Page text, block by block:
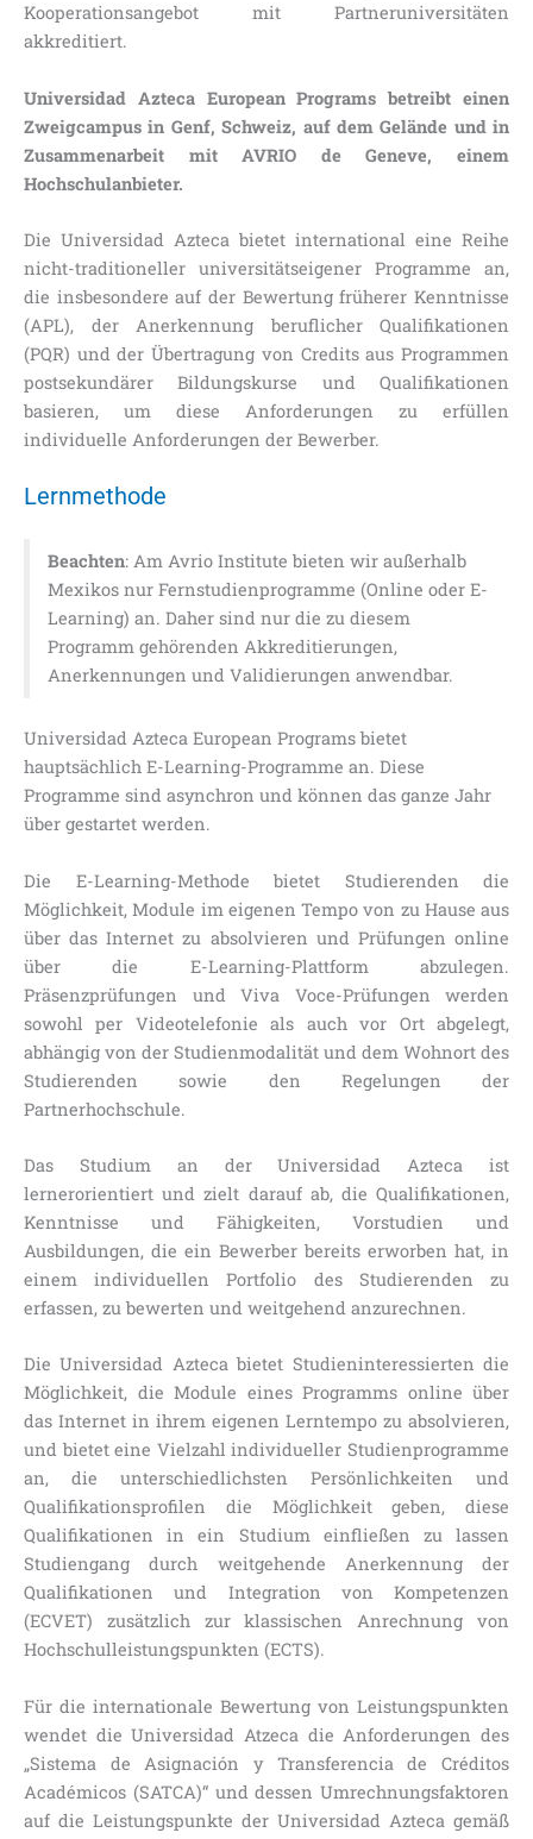
Kooperationsangebot mit Partneruniversitäten
akkreditiert.
Universidad Azteca European Programs betreibt einen
Zweigcampus in Genf, Schweiz, auf dem Gelände und in
Zusammenarbeit mit AVRIO de Geneve, einem
Hochschulanbieter.
Die Universidad Azteca bietet international eine Reihe
nicht-traditioneller universitätseigener Programme an,
die insbesondere auf der Bewertung früherer Kenntnisse
(APL), der Anerkennung beruflicher Qualifikationen
(PQR) und der Übertragung von Credits aus Programmen
postsekundärer Bildungskurse und Qualifikationen
basieren, um diese Anforderungen zu erfüllen
individuelle Anforderungen der Bewerber.
Lernmethode
Beachten: Am Avrio Institute bieten wir außerhalb
Mexikos nur Fernstudienprogramme (Online oder E-
Learning) an. Daher sind nur die zu diesem
Programm gehörenden Akkreditierungen,
Anerkennungen und Validierungen anwendbar.
Universidad Azteca European Programs bietet
hauptsächlich E-Learning-Programme an. Diese
Programme sind asynchron und können das ganze Jahr
über gestartet werden.
Die E-Learning-Methode bietet Studierenden die
Möglichkeit, Module im eigenen Tempo von zu Hause aus
über das Internet zu absolvieren und Prüfungen online
über die E-Learning-Plattform abzulegen.
Präsenzprüfungen und Viva Voce-Prüfungen werden
sowohl per Videotelefonie als auch vor Ort abgelegt,
abhängig von der Studienmodalität und dem Wohnort des
Studierenden sowie den Regelungen der
Partnerhochschule.
Das Studium an der Universidad Azteca ist
lernerorientiert und zielt darauf ab, die Qualifikationen,
Kenntnisse und Fähigkeiten, Vorstudien und
Ausbildungen, die ein Bewerber bereits erworben hat, in
einem individuellen Portfolio des Studierenden zu
erfassen, zu bewerten und weitgehend anzurechnen.
Die Universidad Azteca bietet Studieninteressierten die
Möglichkeit, die Module eines Programms online über
das Internet in ihrem eigenen Lerntempo zu absolvieren,
und bietet eine Vielzahl individueller Studienprogramme
an, die unterschiedlichsten Persönlichkeiten und
Qualifikationsprofilen die Möglichkeit geben, diese
Qualifikationen in ein Studium einfließen zu lassen
Studiengang durch weitgehende Anerkennung der
Qualifikationen und Integration von Kompetenzen
(ECVET) zusätzlich zur klassischen Anrechnung von
Hochschulleistungspunkten (ECTS).
Für die internationale Bewertung von Leistungspunkten
wendet die Universidad Atzeca die Anforderungen des
„Sistema de Asignación y Transferencia de Créditos
Académicos (SATCA)“ und dessen Umrechnungsfaktoren
auf die Leistungspunkte der Universidad Azteca gemäß